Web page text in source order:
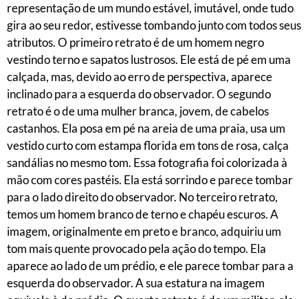
representação de um mundo estável, imutável, onde tudo
gira ao seu redor, estivesse tombando junto com todos seus
atributos. O primeiro retrato é de um homem negro
vestindo terno e sapatos lustrosos. Ele está de pé em uma
calçada, mas, devido ao erro de perspectiva, aparece
inclinado para a esquerda do observador. O segundo
retrato é o de uma mulher branca, jovem, de cabelos
castanhos. Ela posa em pé na areia de uma praia, usa um
vestido curto com estampa florida em tons de rosa, calça
sandálias no mesmo tom. Essa fotografia foi colorizada à
mão com cores pastéis. Ela está sorrindo e parece tombar
para o lado direito do observador. No terceiro retrato,
temos um homem branco de terno e chapéu escuros. A
imagem, originalmente em preto e branco, adquiriu um
tom mais quente provocado pela ação do tempo. Ela
aparece ao lado de um prédio, e ele parece tombar para a
esquerda do observador. A sua estatura na imagem